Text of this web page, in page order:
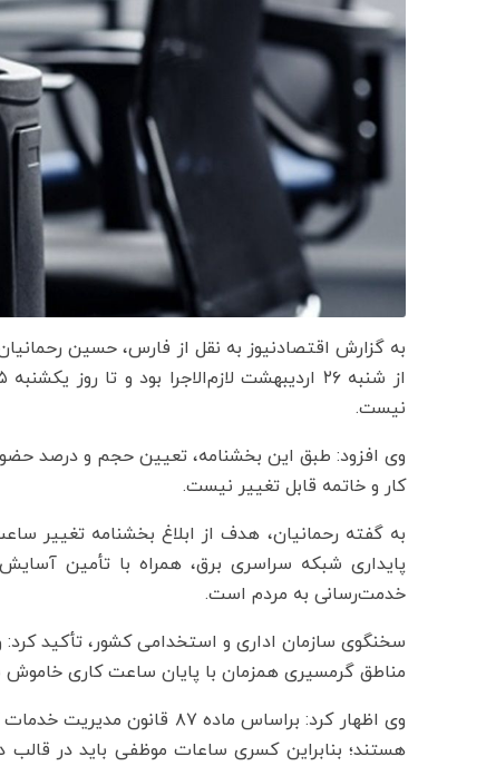
نیست.
وی افزود: طبق این بخشنامه، تعیین حجم و درصد
کار و خاتمه قابل تغییر نیست.
به گفته رحمانیان، هدف از ابلاغ بخشنامه تغییر
پایداری شبکه سراسری برق، همراه با تأمین
خدمت‌رسانی به مردم است.
سخنگوی سازمان اداری و استخدامی کشور، تأکید
مناطق گرمسیری همزمان با پایان ساعت کاری خاموش
هستند؛ بنابراین کسری ساعات موظفی باید در